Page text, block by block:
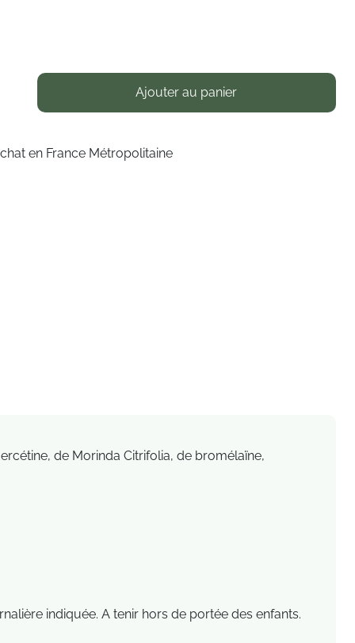
Ajouter au panier
en France Métropolitaine
de Morinda Citrifolia, de bromélaïne,
indiquée. A tenir hors de portée des enfants.